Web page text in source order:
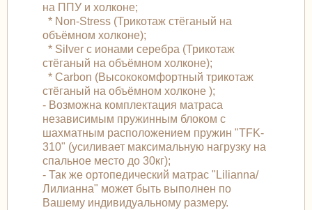
на ППУ и холконе;
* Non-Stress (Трикотаж стёганый на
объёмном холконе);
* Silver с ионами серебра (Трикотаж
стёганый на объёмном холконе);
* Carbon (Высококомфортный трикотаж
стёганый на объёмном холконе );
- Возможна комплектация матраса
независимым пружинным блоком с
шахматным расположением пружин "TFK-
310" (усиливает максимальную нагрузку на
спальное место до 30кг);
- Так же ортопедический матрас "Lilianna/
Лилианна" может быть выполнен по
Вашему индивидуальному размеру.